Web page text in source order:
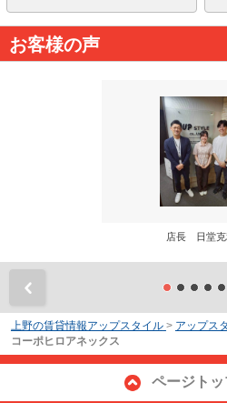
お客様の声
店長 日堂克
上野の賃貸情報アップスタイル > アップス
コーポヒロアネックス
ページト